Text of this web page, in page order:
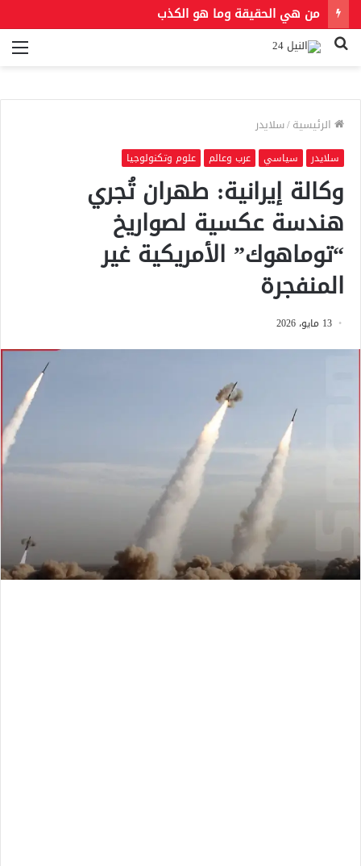
من هي الحقيقة وما هو الكذب
بحث
الرئيسية/سلايدر
سلايدر سياسي عرب وعالم علوم وتكنولوجيا
وكالة إيرانية: طهران تُجري
هندسة عكسية لصواريخ
“توماهوك” الأمريكية غير
المنفجرة
13 مايو، 2026